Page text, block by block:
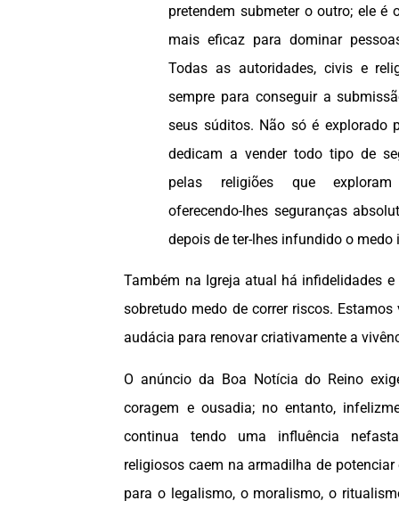
pretendem submeter o outro; ele é
mais eficaz para dominar
Todas as autoridades, civis e
sempre para conseguir a
seus súditos. Não só é explorado
dedicam a vender todo tipo de
pelas religiões que exploram
oferecendo-lhes seguranças
depois de ter-lhes infundido o medo
Também na Igreja atual há infidelidades
sobretudo medo de correr riscos.
audácia para renovar criativamente a
O anúncio da Boa Notícia do Reino
coragem e ousadia; no entanto,
continua tendo uma influência
religiosos caem na armadilha de potenciar
para o legalismo, o moralismo, o